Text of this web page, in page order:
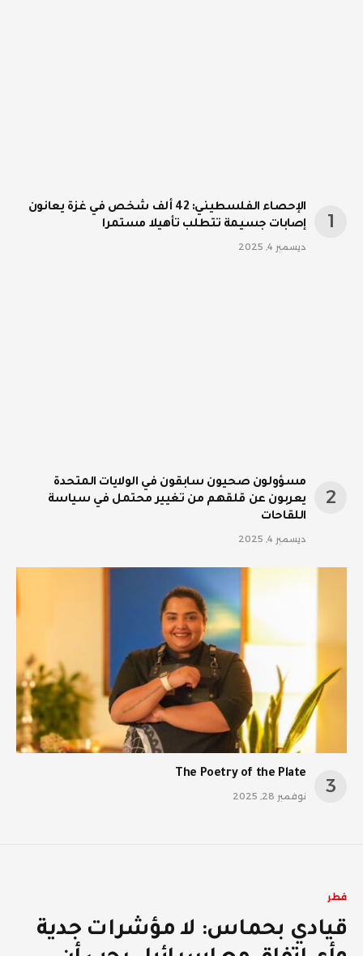
الإحصاء الفلسطيني: 42 ألف شخص في غزة يعانون
إصابات جسيمة تتطلب تأهيلا مستمرا
ديسمبر 4, 2025
مسؤولون صحيون سابقون في الولايات المتحدة
يعربون عن قلقهم من تغيير محتمل في سياسة
اللقاحات
ديسمبر 4, 2025
The Poetry of the Plate
نوفمبر 28, 2025
قطر
قيادي بحماس: لا مؤشرات جدية